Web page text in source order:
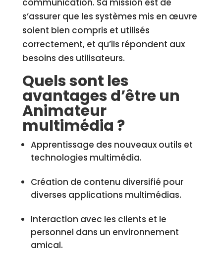
communication. Sa mission est de
s’assurer que les systèmes mis en œuvre
soient bien compris et utilisés
correctement, et qu’ils répondent aux
besoins des utilisateurs.
Quels sont les
avantages d’être un
Animateur
multimédia ?
Apprentissage des nouveaux outils et
technologies multimédia.
Création de contenu diversifié pour
diverses applications multimédias.
Interaction avec les clients et le
personnel dans un environnement
amical.